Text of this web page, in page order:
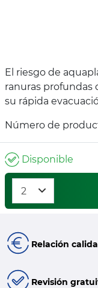
El riesgo de
ranuras profundas
su rápida
Número de
Disponible
Relación
Revisión